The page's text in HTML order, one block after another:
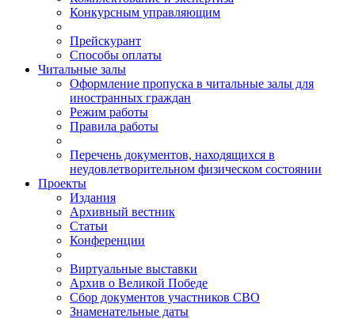
Конкурсным управляющим
Прейскурант
Способы оплаты
Читальные залы
Оформление пропуска в читальные залы для
иностранных граждан
Режим работы
Правила работы
Перечень документов, находящихся в
неудовлетворительном физическом состоянии
Проекты
Издания
Архивный вестник
Статьи
Конференции
Виртуальные выставки
Архив о Великой Победе
Сбор документов участников СВО
Знаменательные даты